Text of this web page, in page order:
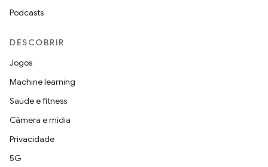
Podcasts
DESCOBRIR
Jogos
Machine learning
Saúde e fitness
Câmera e mídia
Privacidade
5G